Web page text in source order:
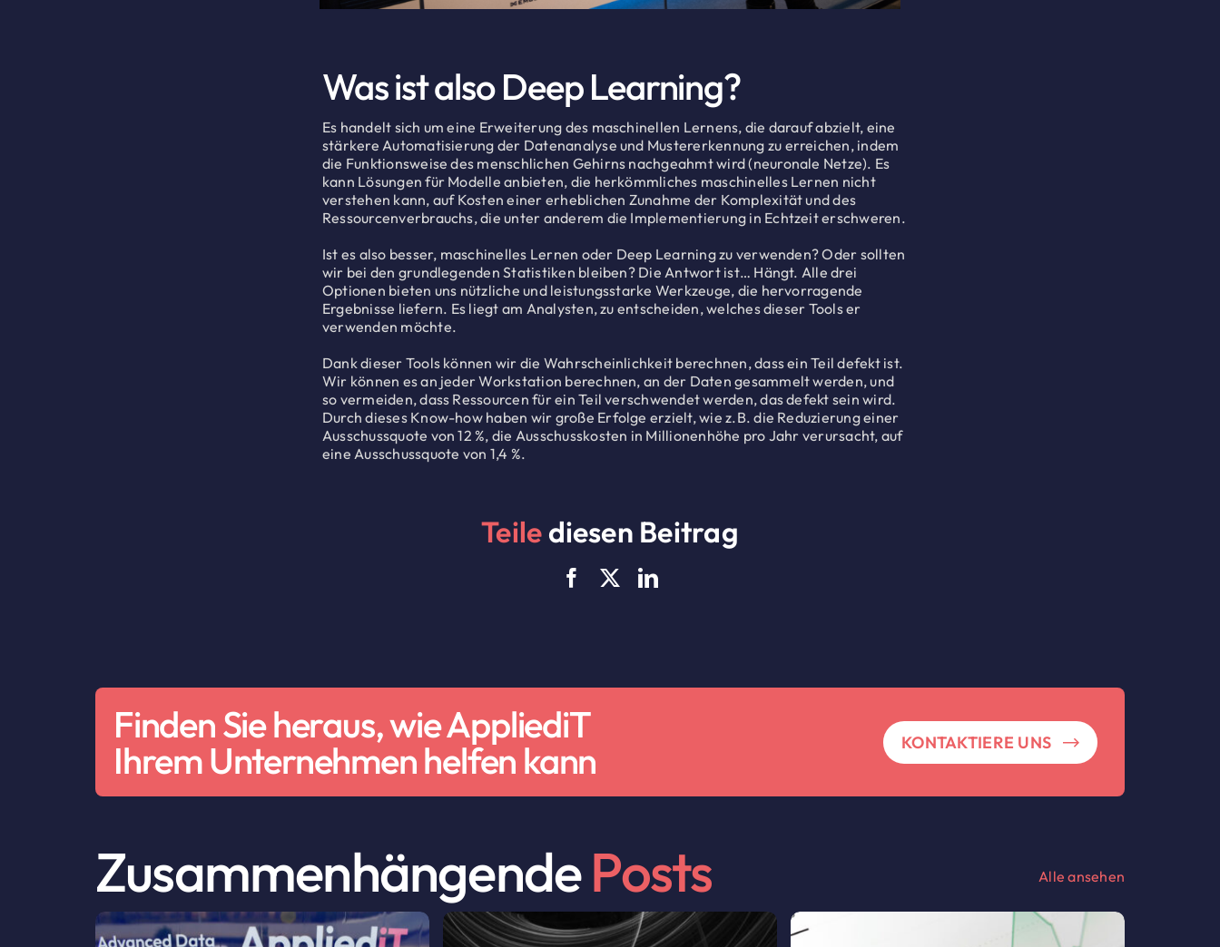
Was ist also Deep Learning?
Es handelt sich um eine Erweiterung des maschinellen Lernens, die darauf abzielt, eine
stärkere Automatisierung der Datenanalyse und Mustererkennung zu erreichen, indem
die Funktionsweise des menschlichen Gehirns nachgeahmt wird (neuronale Netze). Es
kann Lösungen für Modelle anbieten, die herkömmliches maschinelles Lernen nicht
verstehen kann, auf Kosten einer erheblichen Zunahme der Komplexität und des
Ressourcenverbrauchs, die unter anderem die Implementierung in Echtzeit erschweren.
Ist es also besser, maschinelles Lernen oder Deep Learning zu verwenden? Oder sollten
wir bei den grundlegenden Statistiken bleiben? Die Antwort ist… Hängt. Alle drei
Optionen bieten uns nützliche und leistungsstarke Werkzeuge, die hervorragende
Ergebnisse liefern. Es liegt am Analysten, zu entscheiden, welches dieser Tools er
verwenden möchte.
Dank dieser Tools können wir die Wahrscheinlichkeit berechnen, dass ein Teil defekt ist.
Wir können es an jeder Workstation berechnen, an der Daten gesammelt werden, und
so vermeiden, dass Ressourcen für ein Teil verschwendet werden, das defekt sein wird.
Durch dieses Know-how haben wir große Erfolge erzielt, wie z.B. die Reduzierung einer
Ausschussquote von 12 %, die Ausschusskosten in Millionenhöhe pro Jahr verursacht, auf
eine Ausschussquote von 1,4 %.
Teile diesen Beitrag
Finden Sie heraus, wie AppliediT
Ihrem Unternehmen helfen kann
KONTAKTIERE UNS
ZusammenhängendePosts Alle ansehen